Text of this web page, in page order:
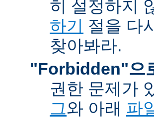
히 설정하지
하기 절을 다
찾아봐라.
"Forbidden"으
권한 문제가
그와 아래 파